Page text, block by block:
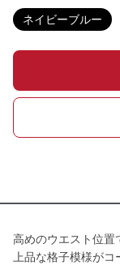
ネイビーブルー
高めのウエスト位置
上品な格子模様が